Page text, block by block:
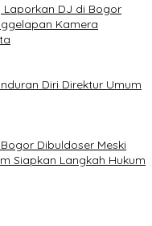
Laporkan DJ di Bogor
Kamera
Diri Direktur Umum
Dibuldoser Meski
Siapkan Langkah Hukum